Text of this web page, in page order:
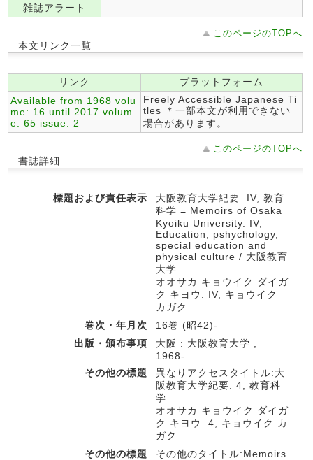
雑誌アラート
このページのTOPへ
本文リンク一覧
リンク
プラットフォーム
Available from 1968 volu
me: 16 until 2017 volum
e: 65 issue: 2
Freely Accessible Japanese Ti
tles ＊一部本文が利用できない
場合があります。
このページのTOPへ
書誌詳細
標題および責任表示
大阪教育大学紀要. IV, 教育
科学 = Memoirs of Osaka
Kyoiku University. IV,
Education, pshychology,
special education and
physical culture / 大阪教育
大学
オオサカ キョウイク ダイガ
ク キヨウ. IV, キョウイク
カガク
巻次・年月次
16巻 (昭42)-
出版・頒布事項
大阪 : 大阪教育大学 ,
1968-
その他の標題
異なりアクセスタイトル:大
阪教育大学紀要. 4, 教育科
学
オオサカ キョウイク ダイガ
ク キヨウ. 4, キョウイク カ
ガク
その他の標題
その他のタイトル:Memoirs